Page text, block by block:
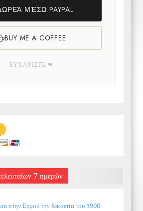
ΜΈΣΩ PAYPAL
BUY ME A COFFEE
ΕΥΧΑΡΙΣΤΏ ❤
7 ημερών
στην Ερμού την δεκαετία του 1900